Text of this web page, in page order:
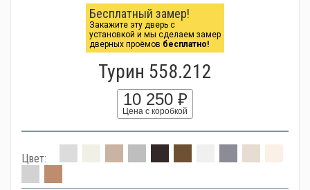
Бесплатный замер!
Закажите эту дверь с
установкой и мы сделаем замер
дверных проёмов бесплатно!
Турин 558.212
10 250 ₽
Цена с коробкой
Цвет: